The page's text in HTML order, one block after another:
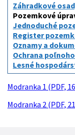
Záhradkové
Pozemkové
Jednoduché
Register
Oznamy a
Ochrana
Lesné
Modranka 1 (PDF,
Modranka 2 (PDF,